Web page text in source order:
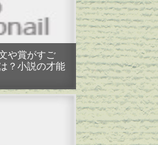
や賞がすご
？小説の才能